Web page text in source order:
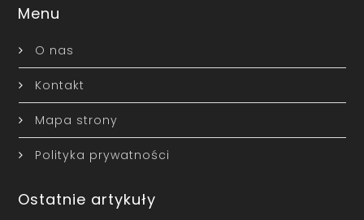
Menu
O nas
Kontakt
Mapa strony
Polityka prywatności
Ostatnie artykuły